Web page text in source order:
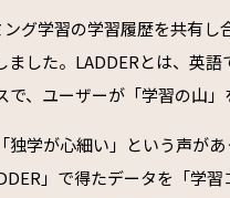
グ学習の学習履歴を共有
ました。LADDERとは、英
、ユーザーが「学習の山」
独学が心細い」という声が
」で得たデータを「学